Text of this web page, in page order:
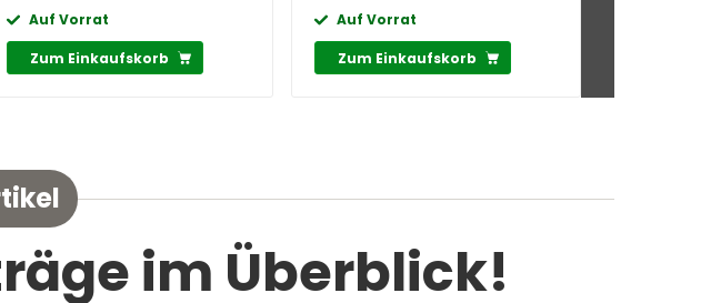
Auf Vorrat
Zum Einkaufskorb
Auf Vorrat
Zum Einkaufskorb
im Überblick!